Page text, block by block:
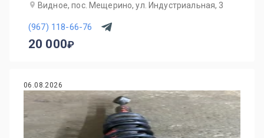
Видное, пос. Мещерино, ул. Индустриальная, 3
(967) 118-66-76
20 000
06.08.2026